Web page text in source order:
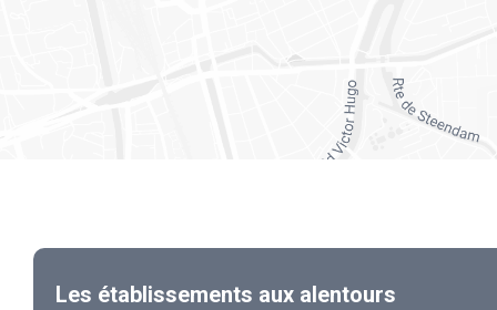
Les établissements aux alentours